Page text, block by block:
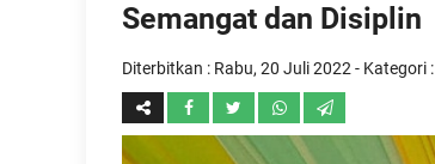
Semangat dan Disiplin
Diterbitkan : Rabu, 20 Juli 2022 - Kategori :